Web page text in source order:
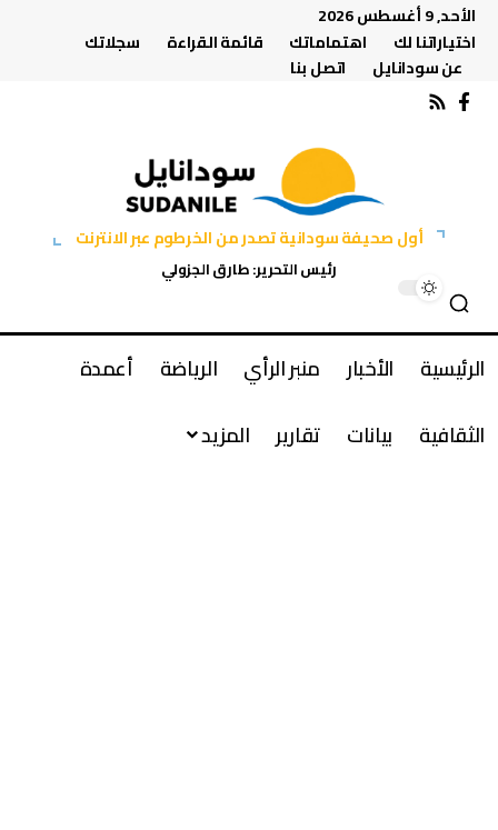
الأحد, 9 أغسطس 2026
اختياراتنا لك
اهتماماتك قائمة القراءة
سجلاتك
عن سودانايل
اتصل بنا
أول صحيفة سودانية تصدر من الخرطوم عبر الانترنت
رئيس التحرير: طارق الجزولي
الرئيسية الأخبار منبر الرأي الرياضة
أعمدة
الثقافية
بيانات تقارير المزيد